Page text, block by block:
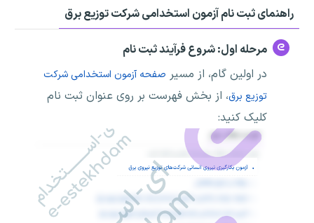
راهنمای ثبت نام آزمون استخدامی شرکت توزیع برق
مرحله اول: شروع فرآیند ثبت نام
در اولین گام، از مسیر صفحه آزمون استخدامی شرکت
توزیع برق، از بخش فهرست بر روی عنوان ثبت نام
کلیک کنید: